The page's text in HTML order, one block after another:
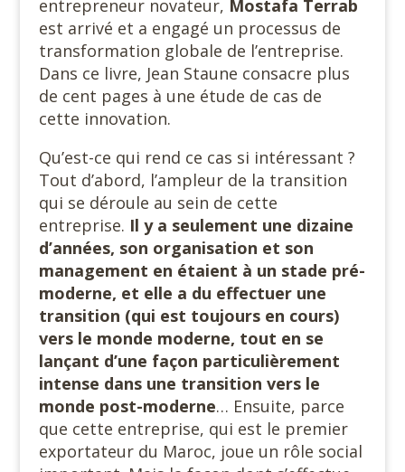
entrepreneur novateur, Mostafa Terrab
est arrivé et a engagé un processus de
transformation globale de l’entreprise.
Dans ce livre, Jean Staune consacre plus
de cent pages à une étude de cas de
cette innovation.
Qu’est-ce qui rend ce cas si intéressant ?
Tout d’abord, l’ampleur de la transition
qui se déroule au sein de cette
entreprise. Il y a seulement une dizaine
d’années, son organisation et son
management en étaient à un stade pré-
moderne, et elle a du effectuer une
transition (qui est toujours en cours)
vers le monde moderne, tout en se
lançant d’une façon particulièrement
intense dans une transition vers le
monde post-moderne… Ensuite, parce
que cette entreprise, qui est le premier
exportateur du Maroc, joue un rôle social